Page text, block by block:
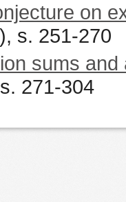
on
), s. 251-270
sums
271-304